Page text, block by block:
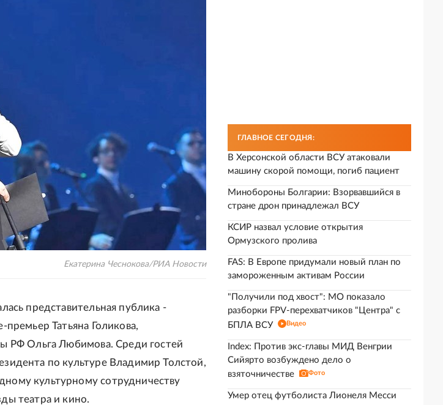
Екатерина Чеснокова/РИА Новости
представительная публика -
премьер Татьяна Голикова,
РФ Ольга Любимова. Среди гостей
по культуре Владимир Толстой,
культурному сотрудничеству
театра и кино.
ГЛАВНОЕ СЕГОДНЯ:
В Херсонской области ВСУ атаковали
машину скорой помощи, погиб пациент
Минобороны Болгарии: Взорвавшийся в
стране дрон принадлежал ВСУ
КСИР назвал условие открытия
Ормузского пролива
FAS: В Европе придумали новый план по
замороженным активам России
"Получили под хвост": МО показало
разборки FPV-перехватчиков "Центра" с
БПЛА ВСУ
Видео
Index: Против экс-главы МИД Венгрии
Сийярто возбуждено дело о
взяточничестве
Фото
Умер отец футболиста Лионеля Месси